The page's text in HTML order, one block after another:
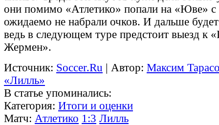
они помимо «Атлетико» попали на «Юве»
ожидаемо не набрали очков. И дальше
ведь в следующем туре предстоит выезд к
Жермен».
Источник: Soccer.Ru | Автор: Максим
«Лилль»
В статье упоминались:
Категория: Итоги и оценки
Матч: Атлетико 1:3 Лилль